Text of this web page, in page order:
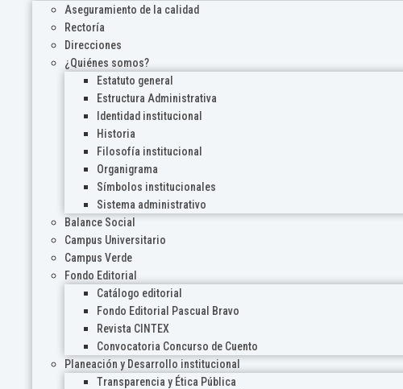
Aseguramiento de la calidad
Rectoría
Direcciones
¿Quiénes somos?
Estatuto general
Estructura Administrativa
Identidad institucional
Historia
Filosofía institucional
Organigrama
Símbolos institucionales
Sistema administrativo
Balance Social
Campus Universitario
Campus Verde
Fondo Editorial
Catálogo editorial
Fondo Editorial Pascual Bravo
Revista CINTEX
Convocatoria Concurso de Cuento
Planeación y Desarrollo institucional
Transparencia y Ética Pública